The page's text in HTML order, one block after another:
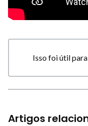
Isso foi útil
Artigos